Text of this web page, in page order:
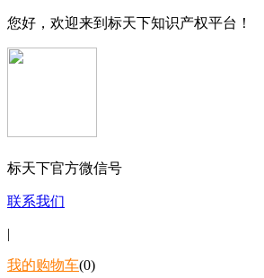
您好，欢迎来到标天下知识产权平台！
标天下官方微信号
联系我们
|
我的购物车(0)